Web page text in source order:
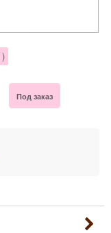
)
Под заказ